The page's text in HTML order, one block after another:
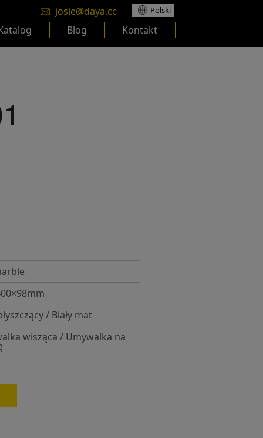
josie@daya.cc Polski
Blog Kontakt
/ Biały mat
wisząca / Umywalka na